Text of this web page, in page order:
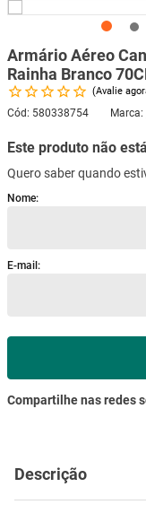
Armário Aéreo
Rainha Branco
Avalie
Cód: 580338754
Este produto não
Quero saber quando
Descrição
5 porta
6º vaso sanitário
8º cadeira
9º mesa
10